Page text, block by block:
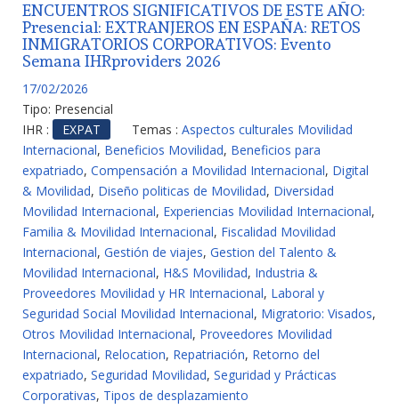
ENCUENTROS SIGNIFICATIVOS DE ESTE AÑO:
Presencial: EXTRANJEROS EN ESPAÑA: RETOS
INMIGRATORIOS CORPORATIVOS: Evento
Semana IHRproviders 2026
17/02/2026
Tipo: Presencial
IHR :
EXPAT Temas : Aspectos culturales Movilidad
Internacional, Beneficios Movilidad, Beneficios para
expatriado, Compensación a Movilidad Internacional, Digital
& Movilidad, Diseño politicas de Movilidad, Diversidad
Movilidad Internacional, Experiencias Movilidad Internacional,
Familia & Movilidad Internacional, Fiscalidad Movilidad
Internacional, Gestión de viajes, Gestion del Talento &
Movilidad Internacional, H&S Movilidad, Industria &
Proveedores Movilidad y HR Internacional, Laboral y
Seguridad Social Movilidad Internacional, Migratorio: Visados,
Otros Movilidad Internacional, Proveedores Movilidad
Internacional, Relocation, Repatriación, Retorno del
expatriado, Seguridad Movilidad, Seguridad y Prácticas
Corporativas, Tipos de desplazamiento